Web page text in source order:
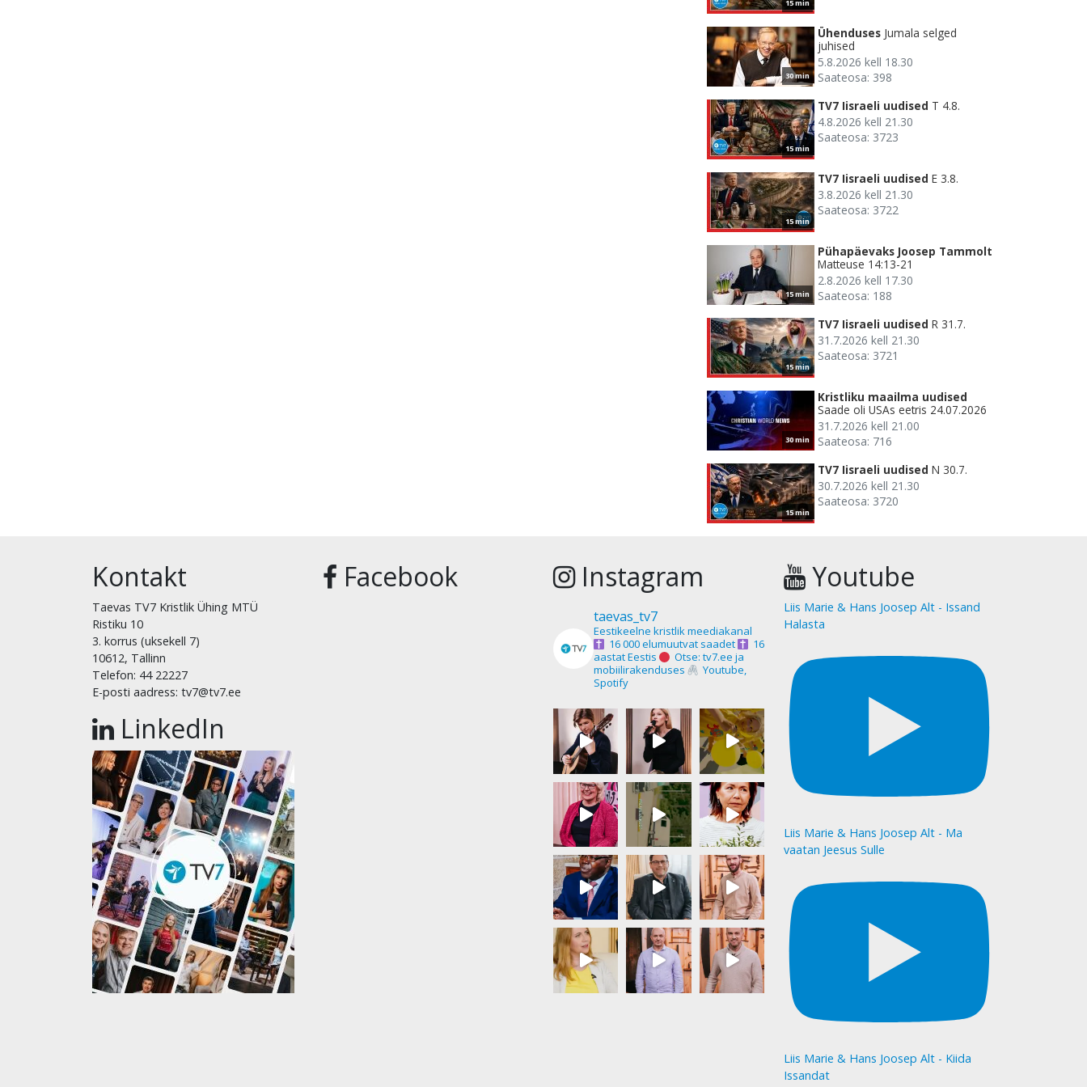
15 min
30 min
Ühenduses Jumala selged
juhised
5.8.2026 kell 18.30
Saateosa: 398
15 min
TV7 Iisraeli uudised T 4.8.
4.8.2026 kell 21.30
Saateosa: 3723
15 min
TV7 Iisraeli uudised E 3.8.
3.8.2026 kell 21.30
Saateosa: 3722
15 min
Pühapäevaks Joosep Tammolt
Matteuse 14:13-21
2.8.2026 kell 17.30
Saateosa: 188
15 min
TV7 Iisraeli uudised R 31.7.
31.7.2026 kell 21.30
Saateosa: 3721
30 min
Kristliku maailma uudised
Saade oli USAs eetris 24.07.2026
31.7.2026 kell 21.00
Saateosa: 716
15 min
TV7 Iisraeli uudised N 30.7.
30.7.2026 kell 21.30
Saateosa: 3720
Kontakt
Taevas TV7 Kristlik Ühing MTÜ
Ristiku 10
3. korrus (uksekell 7)
10612, Tallinn
Telefon: 44 22227
E-posti aadress: tv7@tv7.ee
LinkedIn
Facebook Instagram
taevas_tv7
Eestikeelne kristlik meediakanal
16 000 elumuutvat saadet
16
aastat Eestis
Otse: tv7.ee ja
mobiilirakenduses
Youtube,
Spotify
Youtube
Liis Marie & Hans Joosep Alt - Issand
Halasta
Liis Marie & Hans Joosep Alt - Ma
vaatan Jeesus Sulle
Liis Marie & Hans Joosep Alt - Kiida
Issandat